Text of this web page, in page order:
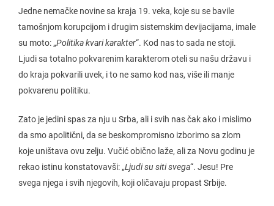
Jedne nemačke novine sa kraja 19. veka, koje su se bavile
tamošnjom korupcijom i drugim sistemskim devijacijama, imale
su moto: „Politika kvari karakter“. Kod nas to sada ne stoji.
Ljudi sa totalno pokvarenim karakterom oteli su našu državu i
do kraja pokvarili uvek, i to ne samo kod nas, više ili manje
pokvarenu politiku.
Zato je jedini spas za nju u Srba, ali i svih nas čak ako i mislimo
da smo apolitični, da se beskompromisno izborimo sa zlom
koje uništava ovu zelju. Vučić obično laže, ali za Novu godinu je
rekao istinu konstatovavši: „Ljudi su siti svega“. Jesu! Pre
svega njega i svih njegovih, koji oličavaju propast Srbije.